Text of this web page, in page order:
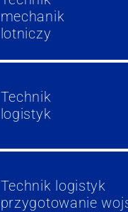
mechanik
lotniczy
Technik
logistyk
Technik logistyk
przygotowanie